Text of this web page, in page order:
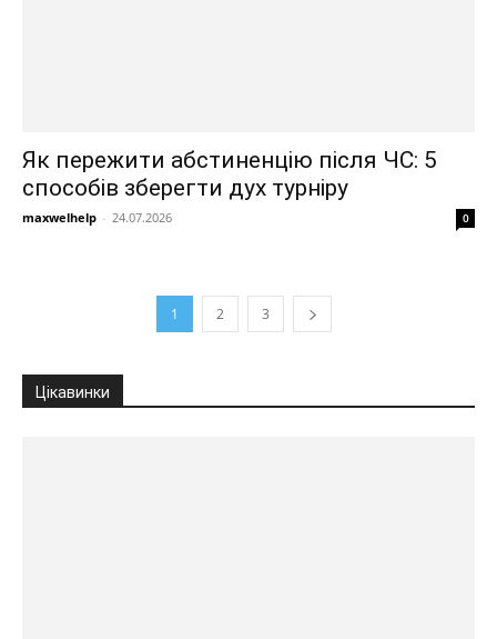
Як пережити абстиненцію після ЧС: 5
способів зберегти дух турніру
maxwelhelp - 24.07.2026 0
1 2 3
Цікавинки